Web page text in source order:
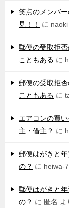
笑点のメンバ
見！！
に naoki
郵便の受取拒
こともある に
郵便の受取拒
こともある に
エアコンの買
主・借主？ に
郵便はがきと
の？ に heiwa-
郵便はがきと
の？ に 匿名 よ